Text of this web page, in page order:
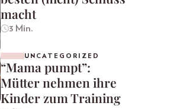
macht
3 Min.
UNCATEGORIZED
“Mama pumpt”:
Mütter nehmen ihre
Kinder zum Training